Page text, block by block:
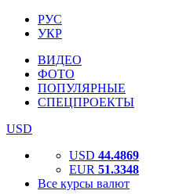
РУС
УКР
ВИДЕО
ФОТО
ПОПУЛЯРНЫЕ
СПЕЦПРОЕКТЫ
USD
USD 44.4869
EUR 51.3348
Все курсы валют